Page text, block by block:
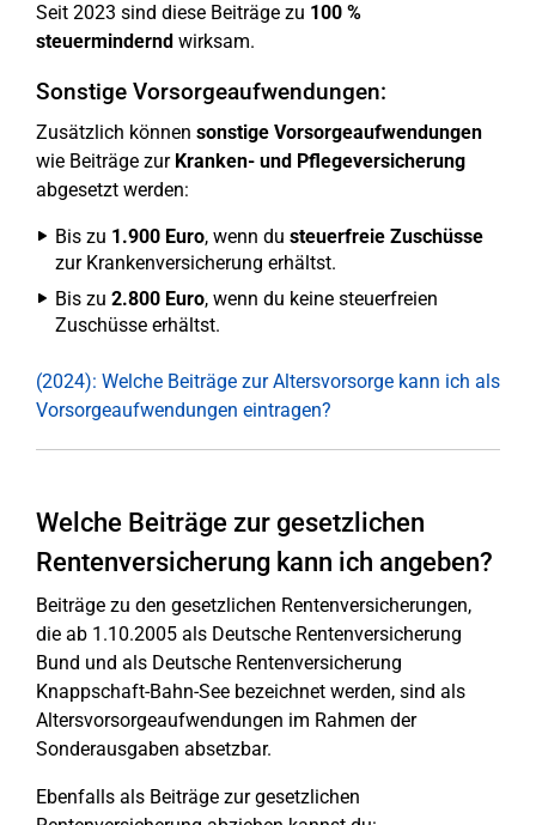
Seit 2023 sind diese Beiträge zu 100 %
steuermindernd wirksam.
Sonstige Vorsorgeaufwendungen:
Zusätzlich können sonstige Vorsorgeaufwendungen
wie Beiträge zur Kranken- und Pflegeversicherung
abgesetzt werden:
Bis zu 1.900 Euro, wenn du steuerfreie Zuschüsse
zur Krankenversicherung erhältst.
Bis zu 2.800 Euro, wenn du keine steuerfreien
Zuschüsse erhältst.
(2024): Welche Beiträge zur Altersvorsorge kann ich als
Vorsorgeaufwendungen eintragen?
Welche Beiträge zur gesetzlichen
Rentenversicherung kann ich angeben?
Beiträge zu den gesetzlichen Rentenversicherungen,
die ab 1.10.2005 als Deutsche Rentenversicherung
Bund und als Deutsche Rentenversicherung
Knappschaft-Bahn-See bezeichnet werden, sind als
Altersvorsorgeaufwendungen im Rahmen der
Sonderausgaben absetzbar.
Ebenfalls als Beiträge zur gesetzlichen